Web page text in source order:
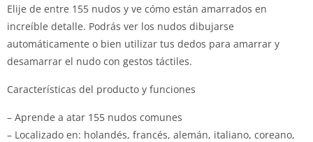
Elije de entre 155 nudos y ve cómo están amarrados en
increíble detalle. Podrás ver los nudos dibujarse
automáticamente o bien utilizar tus dedos para amarrar y
desamarrar el nudo con gestos táctiles.
Características del producto y funciones
– Aprende a atar 155 nudos comunes
– Localizado en: holandés, francés, alemán, italiano, coreano,